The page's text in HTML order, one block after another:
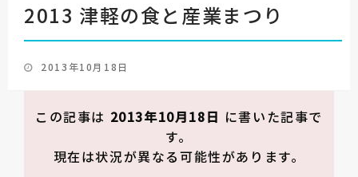
2013 津軽の食と産業まつり
投
日:
2013年10月18日
この記事は 2013年10月18日 に書いた記事で
す。
現在は状況が異なる可能性があります。